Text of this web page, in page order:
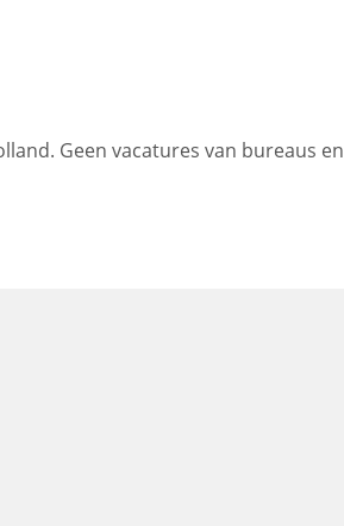
Geen vacatures van bureaus en